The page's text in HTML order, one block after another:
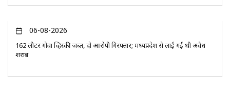
06-08-2026
162 लीटर गोवा व्हिस्की जब्त, दो आरोपी गिरफ्तार; मध्यप्रदेश से लाई गई थी अवैध
शराब